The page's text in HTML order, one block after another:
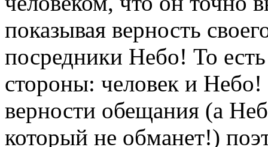
показывая верность
посредники Небо! То
стороны: человек и Небо!
верности обещания (а
который не обманет!)